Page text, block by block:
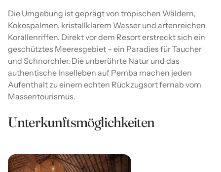
Die Umgebung ist geprägt von tropischen Wäldern,
Kokospalmen, kristallklarem Wasser und artenreichen
Korallenriffen. Direkt vor dem Resort erstreckt sich ein
geschütztes Meeresgebiet – ein Paradies für Taucher
und Schnorchler. Die unberührte Natur und das
authentische Inselleben auf Pemba machen jeden
Aufenthalt zu einem echten Rückzugsort fernab vom
Massentourismus.
Unterkunftsmöglichkeiten